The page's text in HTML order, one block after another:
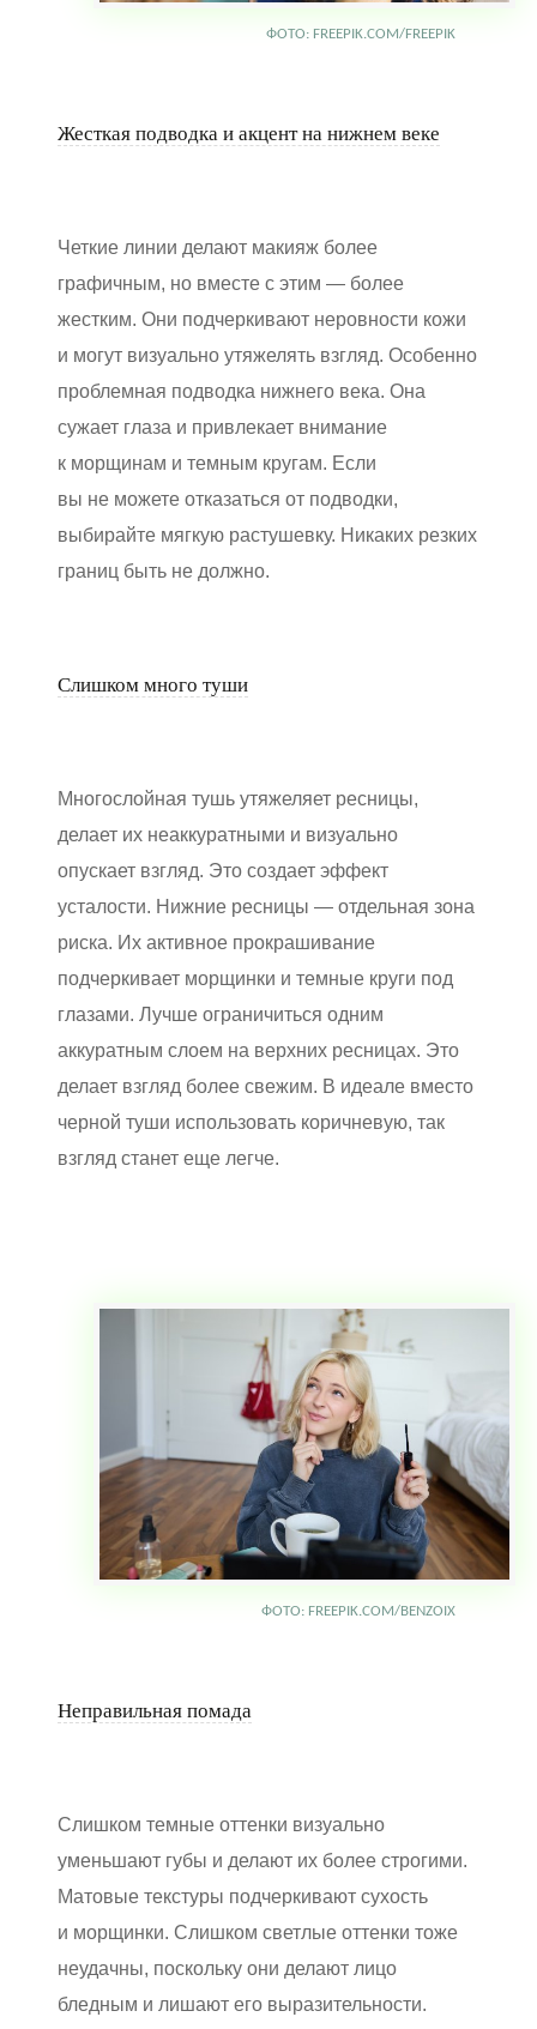
ФОТО: FREEPIK.COM/FREEPIK
Жесткая подводка и акцент на нижнем веке
Четкие линии делают макияж более
графичным, но вместе с этим — более
жестким. Они подчеркивают неровности кожи
и могут визуально утяжелять взгляд. Особенно
проблемная подводка нижнего века. Она
сужает глаза и привлекает внимание
к морщинам и темным кругам. Если
вы не можете отказаться от подводки,
выбирайте мягкую растушевку. Никаких резких
границ быть не должно.
Слишком много туши
Многослойная тушь утяжеляет ресницы,
делает их неаккуратными и визуально
опускает взгляд. Это создает эффект
усталости. Нижние ресницы — отдельная зона
риска. Их активное прокрашивание
подчеркивает морщинки и темные круги под
глазами. Лучше ограничиться одним
аккуратным слоем на верхних ресницах. Это
делает взгляд более свежим. В идеале вместо
черной туши использовать коричневую, так
взгляд станет еще легче.
ФОТО: FREEPIK.COM/BENZOIX
Неправильная помада
Слишком темные оттенки визуально
уменьшают губы и делают их более строгими.
Матовые текстуры подчеркивают сухость
и морщинки. Слишком светлые оттенки тоже
неудачны, поскольку они делают лицо
бледным и лишают его выразительности.